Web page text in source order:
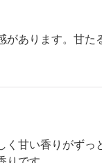
があります。甘た
く甘い香りがずっ